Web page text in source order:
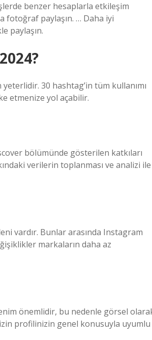
benzer hesaplarla etkileşim
fotoğraf paylaşın. … Daha iyi
paylaşın.
30 hashtag’in tüm kullanımı
etmenize yol açabilir.
bölümünde gösterilen katkıları
verilerin toplanması ve analizi ile
vardır. Bunlar arasında Instagram
markaların daha az
önemlidir, bu nedenle görsel
profilinizin genel konusuyla uyumlu